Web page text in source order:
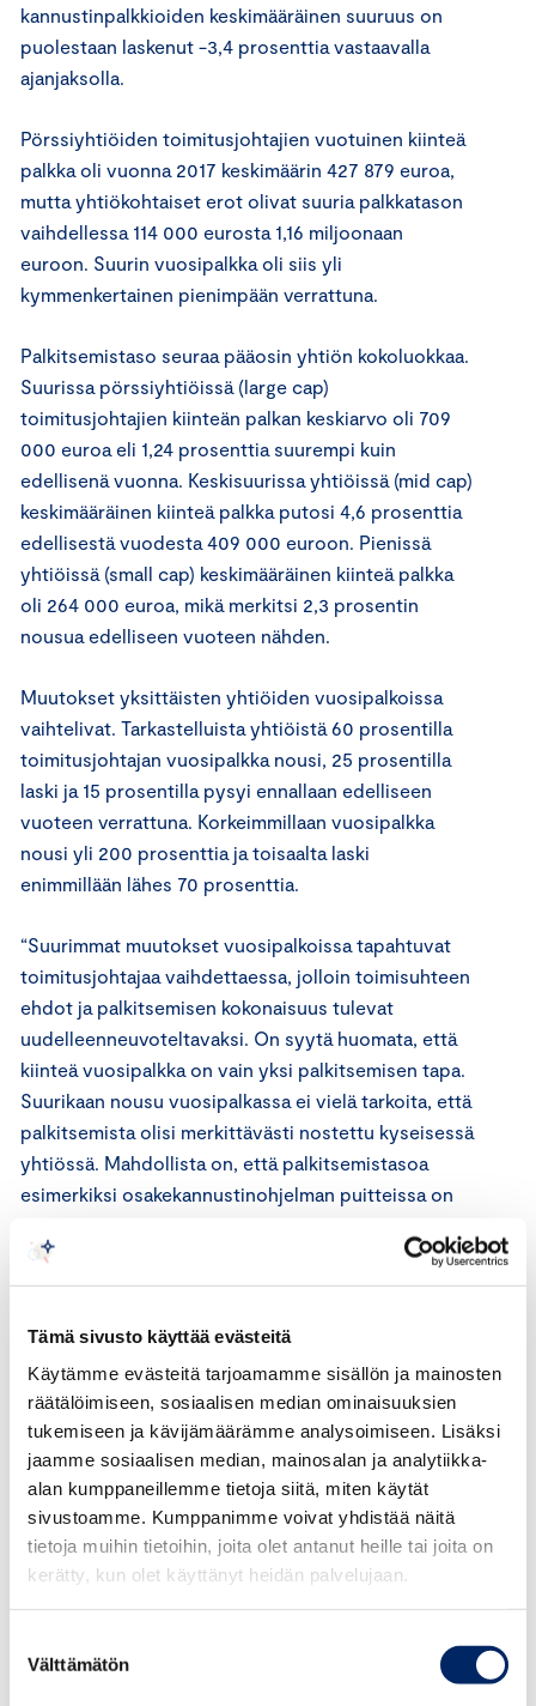
Tämä sivusto käyttää evästeitä
Käytämme evästeitä tarjoamamme sisällön ja mainosten
räätälöimiseen, sosiaalisen median ominaisuuksien
tukemiseen ja kävijämäärämme analysoimiseen. Lisäksi
jaamme sosiaalisen median, mainosalan ja analytiikka-
alan kumppaneillemme tietoja siitä, miten käytät
sivustoamme. Kumppanimme voivat yhdistää näitä
tietoja muihin tietoihin, joita olet antanut heille tai joita on
kerätty, kun olet käyttänyt heidän palvelujaan.
valinta
Välttämätön
kannustinpalkkioiden keskimääräinen suuruus on
puolestaan laskenut -3,4 prosenttia vastaavalla
ajanjaksolla.
Pörssiyhtiöiden toimitusjohtajien vuotuinen kiinteä
palkka oli vuonna 2017 keskimäärin 427 879 euroa,
mutta yhtiökohtaiset erot olivat suuria palkkatason
vaihdellessa 114 000 eurosta 1,16 miljoonaan
euroon. Suurin vuosipalkka oli siis yli
kymmenkertainen pienimpään verrattuna.
Palkitsemistaso seuraa pääosin yhtiön kokoluokkaa.
Suurissa pörssiyhtiöissä (large cap)
toimitusjohtajien kiinteän palkan keskiarvo oli 709
000 euroa eli 1,24 prosenttia suurempi kuin
edellisenä vuonna. Keskisuurissa yhtiöissä (mid cap)
keskimääräinen kiinteä palkka putosi 4,6 prosenttia
edellisestä vuodesta 409 000 euroon. Pienissä
yhtiöissä (small cap) keskimääräinen kiinteä palkka
oli 264 000 euroa, mikä merkitsi 2,3 prosentin
nousua edelliseen vuoteen nähden.
Muutokset yksittäisten yhtiöiden vuosipalkoissa
vaihtelivat. Tarkastelluista yhtiöistä 60 prosentilla
toimitusjohtajan vuosipalkka nousi, 25 prosentilla
laski ja 15 prosentilla pysyi ennallaan edelliseen
vuoteen verrattuna. Korkeimmillaan vuosipalkka
nousi yli 200 prosenttia ja toisaalta laski
enimmillään lähes 70 prosenttia.
“Suurimmat muutokset vuosipalkoissa tapahtuvat
toimitusjohtajaa vaihdettaessa, jolloin toimisuhteen
ehdot ja palkitsemisen kokonaisuus tulevat
uudelleenneuvoteltavaksi. On syytä huomata, että
kiinteä vuosipalkka on vain yksi palkitsemisen tapa.
Suurikaan nousu vuosipalkassa ei vielä tarkoita, että
palkitsemista olisi merkittävästi nostettu kyseisessä
yhtiössä. Mahdollista on, että palkitsemistasoa
esimerkiksi osakekannustinohjelman puitteissa on
lasku kiinteän vuosipalkan osalta voi tarkoittaa, että
palkitsemisen kokonaisuutta on muutettu
Kannustinpalkkioissa merkittävää vaihtelua
Vuosipalkan lisäksi pörssiyhtiöiden
toimitusjohtajille maksetaan usein niin sanottuja
muuttuvia palkkioita, eli lyhyen ja pitkän aikavälin
kannustinpalkkioita. Erityisesti suurissa
pörssiyhtiöissä muuttuvien palkkioiden merkitys
keskimäärin 54,2 prosenttia kokonaispalkkiosta.